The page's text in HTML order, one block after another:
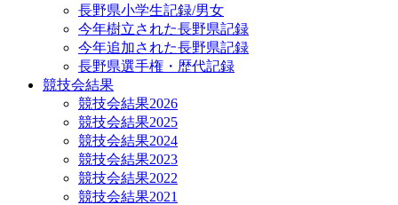
長野県小学生記録/男女
今年樹立された長野県記録
今年追加された長野県記録
長野県選手権・歴代記録
競技会結果
競技会結果2026
競技会結果2025
競技会結果2024
競技会結果2023
競技会結果2022
競技会結果2021